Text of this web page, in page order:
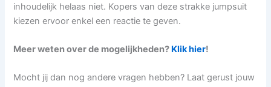
inhoudelijk helaas niet. Kopers van deze strakke jumpsuit
kiezen ervoor enkel een reactie te geven.
Meer weten over de mogelijkheden? Klik hier!
Mocht jij dan nog andere vragen hebben? Laat gerust jouw